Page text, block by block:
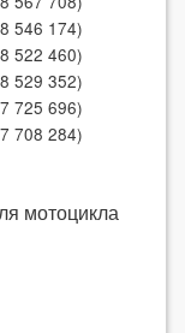
546 174)
522 460)
529 352)
725 696)
708 284)
мотоцикла